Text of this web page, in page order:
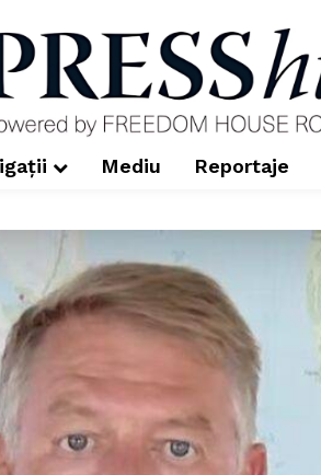
Mediu Reportaje